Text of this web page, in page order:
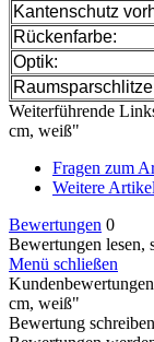
Kantenschutz
Rückenfarbe:
Optik:
Weiterführende
cm, weiß"
Fragen zum
Weitere
Bewertungen 0
Bewertungen lesen,
Menü schließen
cm, weiß"
Bewertung schreiben